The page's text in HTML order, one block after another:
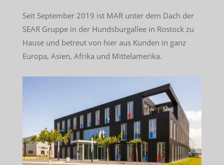
Seit September 2019 ist MAR unter dem Dach der
SEAR Gruppe in der Hundsburgallee in Rostock zu
Hause und betreut von hier aus Kunden in ganz
Europa, Asien, Afrika und Mittelamerika.